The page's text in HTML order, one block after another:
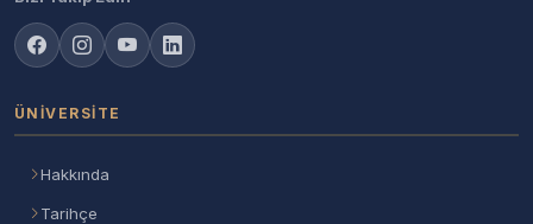
ÜNIVERSITE
Hakkında
Tarihçe